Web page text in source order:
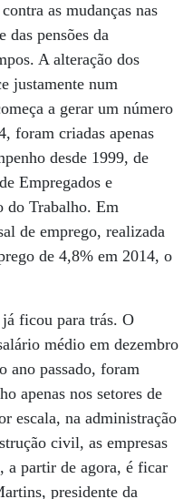
as mudanças nas
das pensões da
A alteração dos
justamente num
a gerar um número
foram criadas apenas
desde 1999, de
Empregados e
do Trabalho. Em
de emprego, realizada
de 4,8% em 2014, o
já ficou para trás. O
médio em dezembro
ano passado, foram
apenas nos setores de
escala, na administração
civil, as empresas
a partir de agora, é ficar
presidente da